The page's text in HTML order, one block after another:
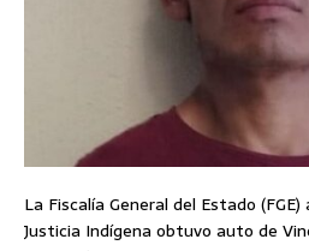
La Fiscalía General del Estado
Justicia Indígena obtuvo auto de